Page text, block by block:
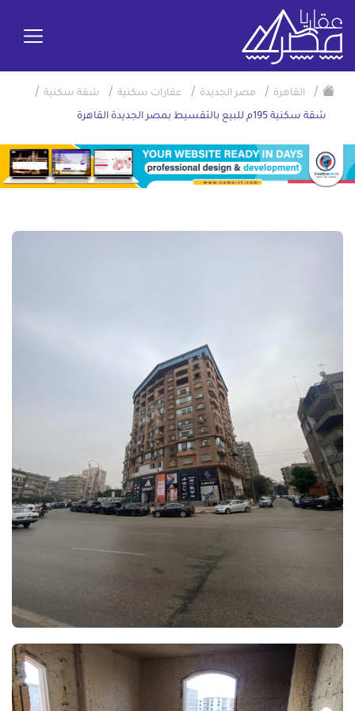
/ القاهرة / مصر الجديدة / عقارات سكنية / شقة سكنية /
شقة سكنية 195م للبيع بالتقسيط بمصر الجديدة القاهرة